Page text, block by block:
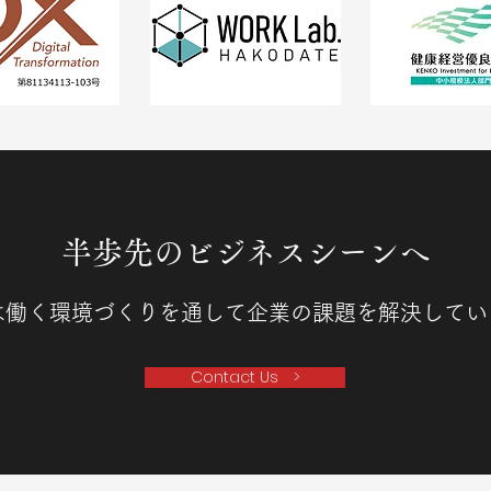
半歩先のビジネスシーンへ
働く環境づくりを通して企業の課題を解決して
Contact Us >